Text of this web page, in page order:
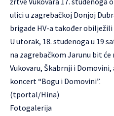
ulici u zagrebačkoj Donjoj
brigade HV-a također obilježili
U utorak, 18. studenoga u 19
na zagrebačkom Jarunu bit će
Vukovaru, Škabrnji i
koncert “Bogu i Domovini”.
(tportal/Hina)
Fotogalerija